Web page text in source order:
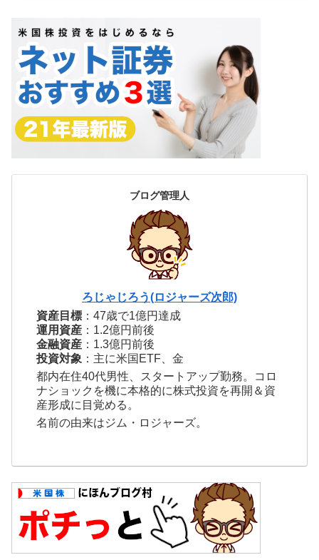
ブログ管理人
ろじゃじろう(ロジャーズ次郎)
資産目標 ：47歳で1億円達成
運用資産 ：1.2億円前後
金融資産 ：1.3億円前後
投資対象 ：主に米国ETF、金
都内在住40代男性、スタートアップ勤務。コロ
ナショックを機に本格的に株式投資を再開＆資
産形成に目覚める。
名前の由来はジム・ロジャーズ。